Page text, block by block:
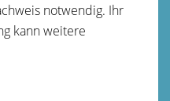
notwendig. Ihr
kann weitere